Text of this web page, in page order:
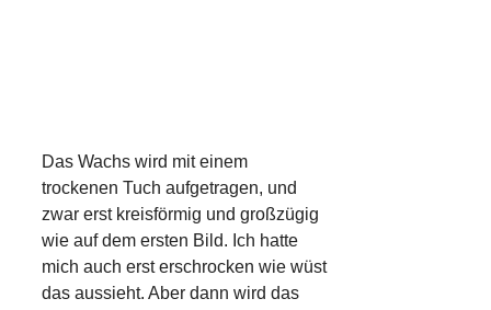
Das Wachs wird mit einem
trockenen Tuch aufgetragen, und
zwar erst kreisförmig und großzügig
wie auf dem ersten Bild. Ich hatte
mich auch erst erschrocken wie wüst
das aussieht. Aber dann wird das